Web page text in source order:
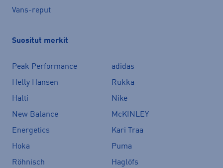
Vans-reput
Suositut merkit
Peak Performance
adidas
Helly Hansen
Rukka
Halti
Nike
New Balance
McKINLEY
Energetics
Kari Traa
Hoka
Puma
Röhnisch
Haglöfs